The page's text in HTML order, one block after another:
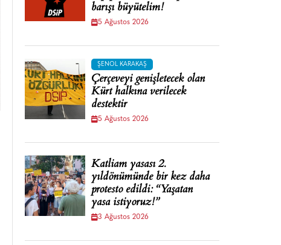
barışı büyütelim!
5 Ağustos 2026
ŞENOL KARAKAŞ
Çerçeveyi genişletecek olan
Kürt halkına verilecek
destektir
5 Ağustos 2026
Katliam yasası 2.
yıldönümünde bir kez daha
protesto edildi: “Yaşatan
yasa istiyoruz!”
3 Ağustos 2026